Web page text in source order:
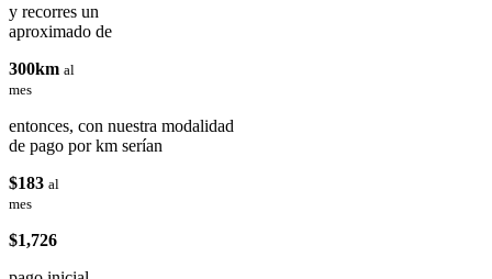
y recorres un
aproximado de
300km al
mes
entonces, con nuestra modalidad
de pago por km serían
$183 al
mes
$1,726